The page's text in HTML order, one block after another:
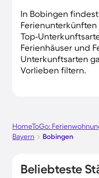
In Bobingen
Top-
Ferienhäuser und
Unterkunftsarten
Vorlieben filtern.
HomeToGo:
Bayern
Bobingen
Beliebteste